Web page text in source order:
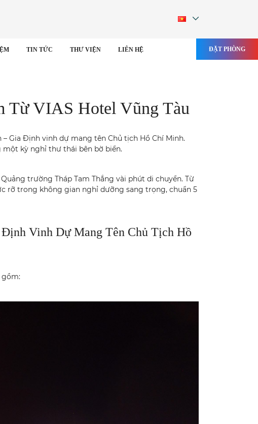
ĐẶT PHÒNG
TIN TỨC THƯ VIỆN LIÊN HỆ
Từ VIAS Hotel Vũng Tàu
Gia Định vinh dự mang tên Chủ tịch Hồ Chí Minh.
một kỳ nghỉ thư thái bên bờ biển.
trường Tháp Tam Thắng vài phút di chuyển. Từ
rỡ trong không gian nghỉ dưỡng sang trọng, chuẩn 5
Vinh Dự Mang Tên Chủ Tịch Hồ
gồm: